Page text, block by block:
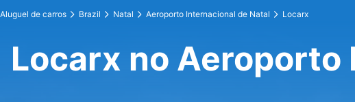
Aluguel de carros Brazil Natal Aeroporto Internacional de Natal Locarx
Locarx no